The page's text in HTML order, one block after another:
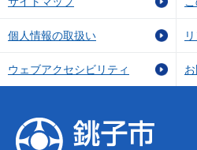
個人情報の取扱い
ウェブアクセシビリティ